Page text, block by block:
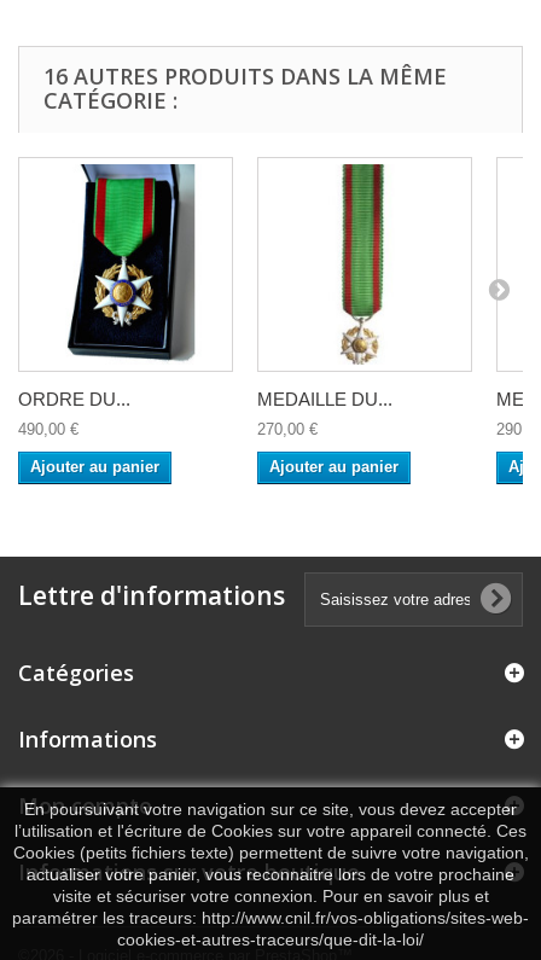
16 AUTRES PRODUITS DANS LA MÊME
CATÉGORIE :
ORDRE DU...
490,00 €
Ajouter au panier
MEDAILLE DU...
270,00 €
Ajouter au panier
Lettre d'informations
Catégories
Informations
Mon compte
Informations sur votre boutique
En poursuivant votre navigation sur ce site, vous devez accepter
l’utilisation et l'écriture de Cookies sur votre appareil connecté. Ces
Cookies (petits fichiers texte) permettent de suivre votre navigation,
actualiser votre panier, vous reconnaitre lors de votre prochaine
visite et sécuriser votre connexion. Pour en savoir plus et
paramétrer les traceurs: http://www.cnil.fr/vos-obligations/sites-web-
cookies-et-autres-traceurs/que-dit-la-loi/